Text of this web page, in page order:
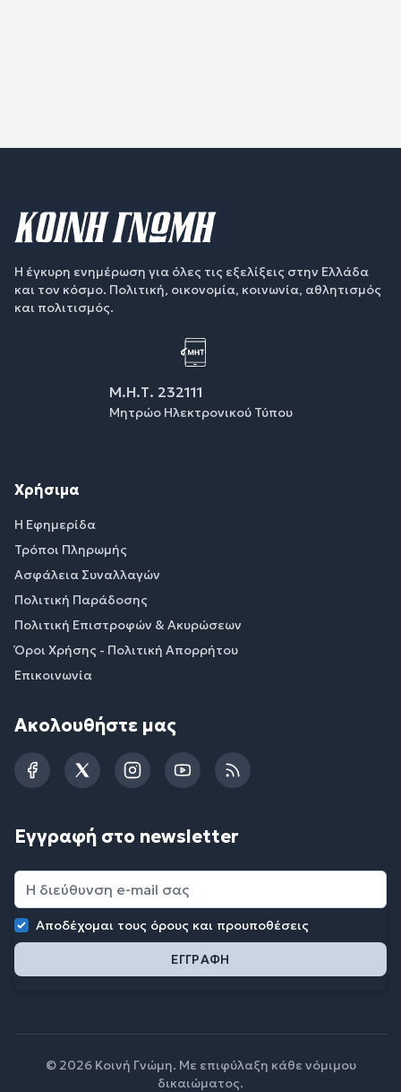
Η έγκυρη ενημέρωση για όλες τις εξελίξεις στην Ελλάδα
και τον κόσμο. Πολιτική, οικονομία, κοινωνία, αθλητισμός
και πολιτισμός.
Μ.Η.Τ. 232111
Μητρώο Ηλεκτρονικού Τύπου
Χρήσιμα
Η Εφημερίδα
Τρόποι Πληρωμής
Ασφάλεια Συναλλαγών
Πολιτική Παράδοσης
Πολιτική Επιστροφών & Ακυρώσεων
Όροι Χρήσης - Πολιτική Απορρήτου
Επικοινωνία
Ακολουθήστε μας
FacebookTwitterInstagramYouTubeRSS
Εγγραφή στο newsletter
Αποδέχομαι τους όρους και προυποθέσεις
© 2026 Κοινή Γνώμη. Με επιφύλαξη κάθε νόμιμου
δικαιώματος.